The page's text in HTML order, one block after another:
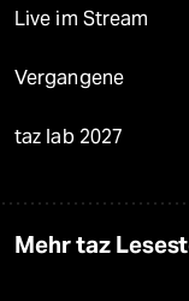
Live im Stream
Vergangene
taz lab 2027
Mehr taz